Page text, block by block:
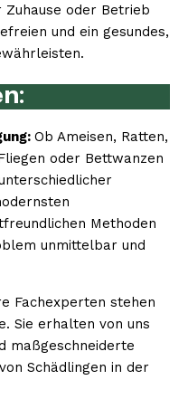
oder Betrieb
und ein gesundes,
Ob Ameisen, Ratten,
oder Bettwanzen
Methoden
unmittelbar und
Fachexperten stehen
Sie erhalten von uns
maßgeschneiderte
Schädlingen in der